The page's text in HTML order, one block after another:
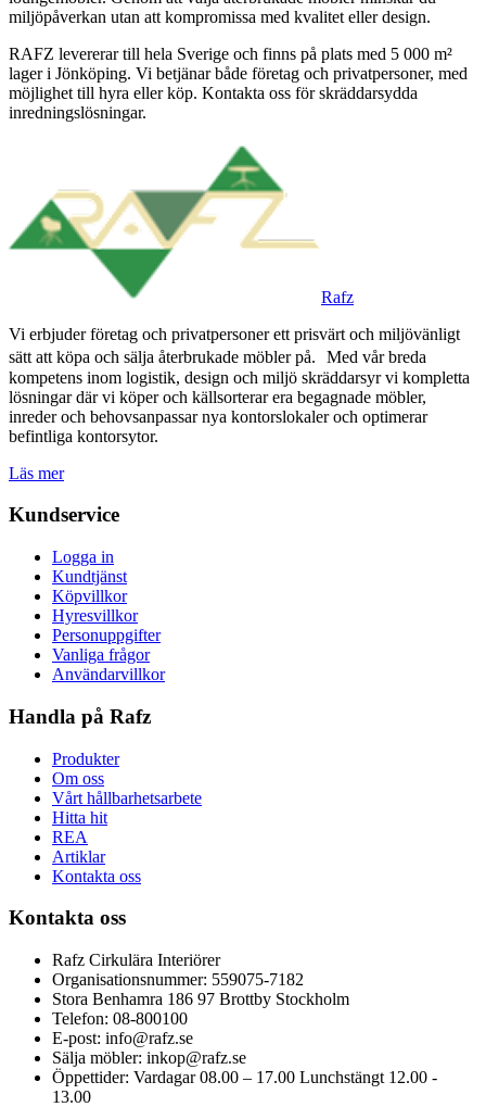
miljöpåverkan utan att kompromissa med kvalitet eller design.
RAFZ levererar till hela Sverige och finns på plats med 5 000 m²
lager i Jönköping. Vi betjänar både företag och privatpersoner, med
möjlighet till hyra eller köp. Kontakta oss för skräddarsydda
inredningslösningar.
Rafz
Vi erbjuder företag och privatpersoner ett prisvärt och miljövänligt
sätt att köpa och sälja återbrukade möbler på. Med vår breda
kompetens inom logistik, design och miljö skräddarsyr vi kompletta
lösningar där vi köper och källsorterar era begagnade möbler,
inreder och behovsanpassar nya kontorslokaler och optimerar
befintliga kontorsytor.
Läs mer
Kundservice
Logga in
Kundtjänst
Köpvillkor
Hyresvillkor
Personuppgifter
Vanliga frågor
Användarvillkor
Handla på Rafz
Produkter
Om oss
Vårt hållbarhetsarbete
Hitta hit
REA
Artiklar
Kontakta oss
Kontakta oss
Rafz Cirkulära Interiörer
Organisationsnummer: 559075-7182
Stora Benhamra 186 97 Brottby Stockholm
Telefon: 08-800100
E-post: info@rafz.se
Sälja möbler: inkop@rafz.se
Öppettider: Vardagar 08.00 – 17.00 Lunchstängt 12.00 -
13.00